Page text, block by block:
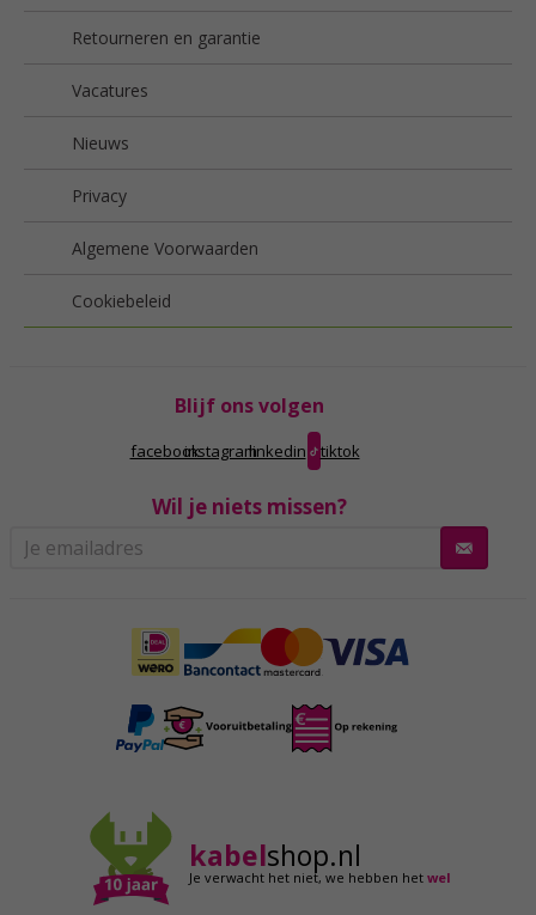
Retourneren en garantie
Vacatures
Nieuws
Privacy
Algemene Voorwaarden
Cookiebeleid
Blijf ons volgen
facebookinstagramlinkedin tiktok
Wil je niets missen?
kabelshop.nl
Je verwacht het niet,we hebben hetwel